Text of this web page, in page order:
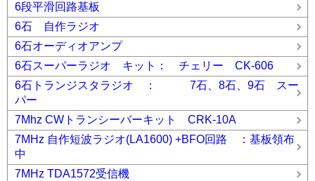
6段平滑回路基板
6石 自作ラジオ
6石オーディオアンプ
6石スーパーラジオ キット： チェリー CK-606
6石トランジスタラジオ ： 7石、8石、9石 スー
パー
7Mhz CWトランシーバーキット CRK-10A
7MHz 自作短波ラジオ(LA1600) +BFO回路 ：基板領布
中
7MHz TDA1572受信機